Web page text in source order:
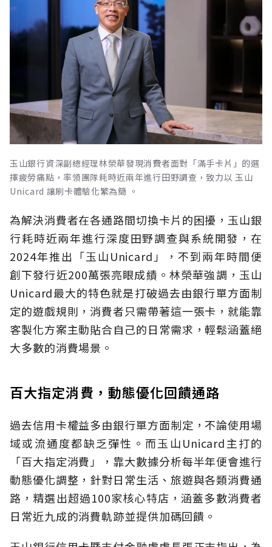
玉山銀行資深副總經理林榮華發現消費者面對「滿手卡片」的選
擇疲勞痛點，率領團隊耗時近兩年進行田野調查，致力以 玉山
Unicard 讓刷卡體驗化繁為簡 。
為解決消費者在各通路間切換卡片的困擾，玉山銀
行耗時近兩年進行深度田野調查與系統開發，在
2024年推出「玉山Unicard」，不到兩年時間便
創下發行近200萬張亮眼成績。林榮華強調，玉山
Unicard最大的特色就是打破過去由銀行單方面制
定的遊戲規則，消費者只需帶著這一張卡，就能靠
客製化方案主動貼合自己的日常需求，輕鬆涵蓋絕
大多數的消費場景。
百大指定消費，動態優化回饋通路
過去信用卡權益多由銀行單方面制定，不論使用場
域或流通度都缺乏彈性。而玉山Unicard主打的
「百大指定消費」，靠大數據分析每半年便會進行
動態優化調整，針對日常生活、旅遊與各類消費通
路，精選出超過100家核心特店，涵蓋多數消費者
日常近九成的消費軌跡並提供加碼回饋。